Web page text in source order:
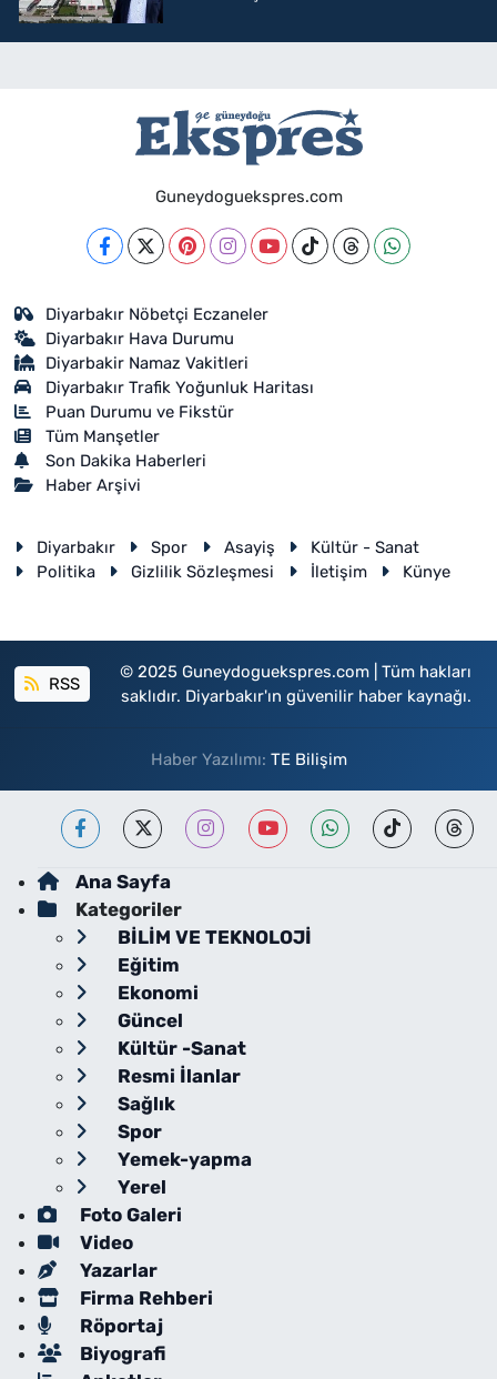
Guneydoguekspres.com
Diyarbakır Nöbetçi Eczaneler
Diyarbakır Hava Durumu
Diyarbakir Namaz Vakitleri
Diyarbakır Trafik Yoğunluk Haritası
Puan Durumu ve Fikstür
Tüm Manşetler
Son Dakika Haberleri
Haber Arşivi
Diyarbakır Spor Asayiş
Kültür - Sanat
Politika
Gizlilik Sözleşmesi İletişim Künye
RSS
© 2025 Guneydoguekspres.com | Tüm hakları
saklıdır. Diyarbakır'ın güvenilir haber kaynağı.
Haber Yazılımı: TE Bilişim
Ana Sayfa
Kategoriler
BİLİM VE TEKNOLOJİ
Eğitim
Ekonomi
Güncel
Kültür -Sanat
Resmi İlanlar
Sağlık
Spor
Yemek-yapma
Yerel
Foto Galeri
Video
Yazarlar
Firma Rehberi
Röportaj
Biyografi